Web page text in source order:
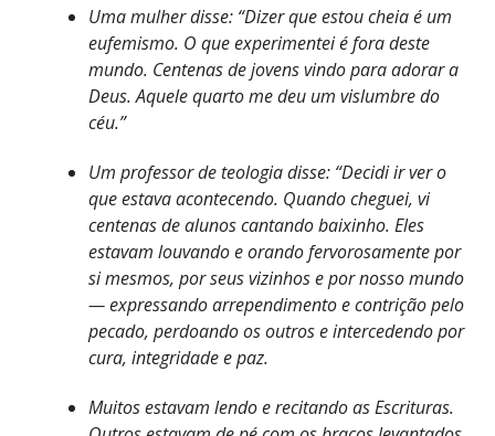
Uma mulher disse: “Dizer que estou cheia é um
eufemismo. O que experimentei é fora deste
mundo. Centenas de jovens vindo para adorar a
Deus. Aquele quarto me deu um vislumbre do
céu.”
Um professor de teologia disse: “Decidi ir ver o
que estava acontecendo. Quando cheguei, vi
centenas de alunos cantando baixinho. Eles
estavam louvando e orando fervorosamente por
si mesmos, por seus vizinhos e por nosso mundo
— expressando arrependimento e contrição pelo
pecado, perdoando os outros e intercedendo por
cura, integridade e paz.
Muitos estavam lendo e recitando as Escrituras.